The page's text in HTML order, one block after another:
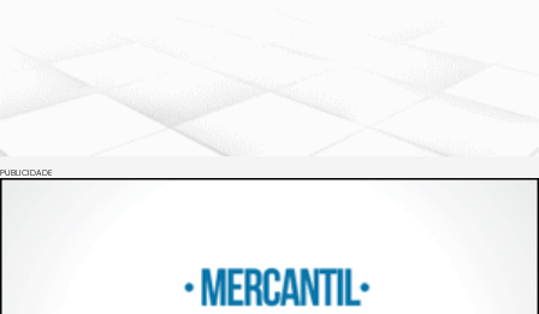
PUBLICIDADE